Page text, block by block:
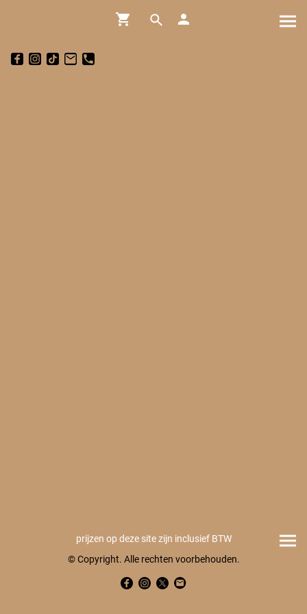
prijzen op deze site zijn inclusief BTW
© Copyright. Alle rechten voorbehouden.